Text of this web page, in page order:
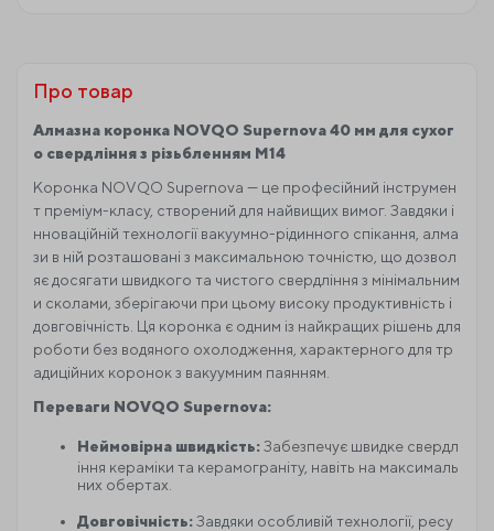
Про товар
Алмазна коронка NOVQO Supernova 40 мм для сухог
о свердління з різьбленням M14
Коронка NOVQO Supernova — це професійний інструмен
т преміум-класу, створений для найвищих вимог. Завдяки і
нноваційній технології вакуумно-рідинного спікання, алма
зи в ній розташовані з максимальною точністю, що дозвол
яє досягати швидкого та чистого свердління з мінімальним
и сколами, зберігаючи при цьому високу продуктивність і
довговічність. Ця коронка є одним із найкращих рішень для
роботи без водяного охолодження, характерного для тр
адиційних коронок з вакуумним паянням.
Переваги NOVQO Supernova:
Неймовірна швидкість:Забезпечує швидке свердл
іння кераміки та керамограніту, навіть на максималь
них обертах.
Довговічність:Завдяки особливій технології, ресу